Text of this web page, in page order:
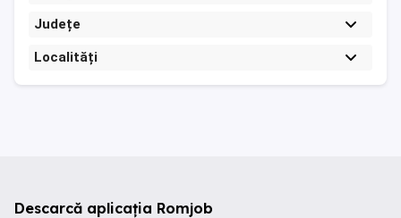
Județe
Localități
Descarcă aplicația Romjob